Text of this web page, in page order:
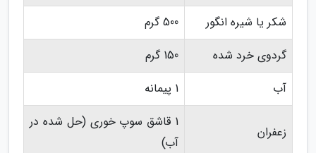
شکر یا شیره انگور
500 گرم
گردوی خرد شده
150 گرم
آب
1 پیمانه
زعفران
1 قاشق سوپ خوری (حل شده در
آب)